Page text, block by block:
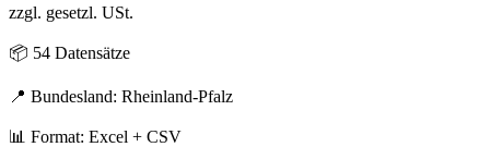
zzgl. gesetzl. USt.
📦 54 Datensätze
📍 Bundesland: Rheinland-Pfalz
📊 Format: Excel + CSV